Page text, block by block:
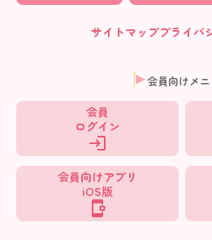
サイトマッププライバ
会員向けメ
会員
ログイン
会員向けアプリ
iOS版